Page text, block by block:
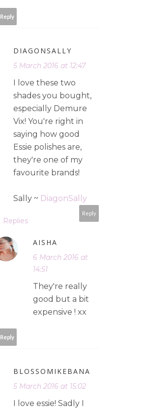
Reply
DIAGONSALLY
5 March 2016 at 12:47
I love these two
shades you bought,
especially Demure
Vix! You're right in
saying how good
Essie polishes are,
they're one of my
favourite brands!
Sally ~ DiagonSally
Reply
Replies
AISHA
6 March 2016 at
14:51
They're really
good but a bit
expensive ! xx
Reply
BLOSSOMIKEBANA
5 March 2016 at 15:02
I love essie! Sadly I